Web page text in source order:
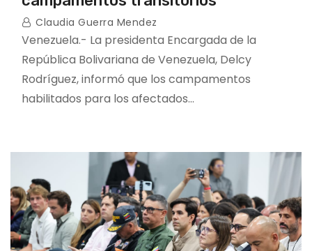
Claudia Guerra Mendez
Venezuela.- La presidenta Encargada de la
República Bolivariana de Venezuela, Delcy
Rodríguez, informó que los campamentos
habilitados para los afectados…